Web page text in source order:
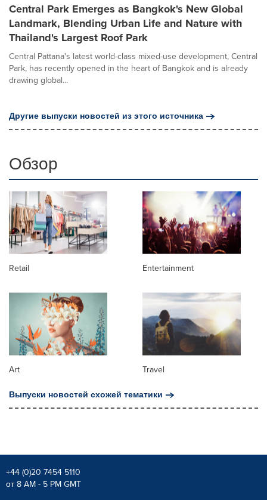
Central Park Emerges as Bangkok's New Global
Landmark, Blending Urban Life and Nature with
Thailand's Largest Roof Park
Central Pattana's latest world-class mixed-use development, Central
Park, has recently opened in the heart of Bangkok and is already
drawing global...
Другие выпуски новостей из этого источника
Обзор
Retail Entertainment
Art
Travel
Выпуски новостей схожей тематики
+44 (0)20 7454 5110
от 8 AM - 5 PM GMT